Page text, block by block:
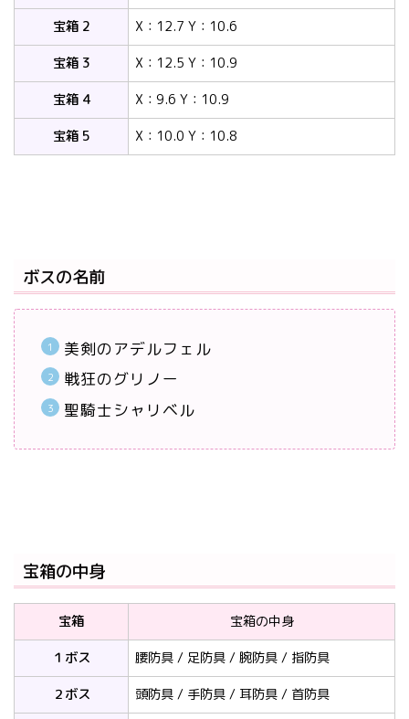
宝箱 2
X：12.7 Y：10.6
宝箱 3
X：12.5 Y：10.9
宝箱 4
X：9.6 Y：10.9
宝箱 5
X：10.0 Y：10.8
ボスの名前
美剣のアデルフェル
戦狂のグリノー
聖騎士シャリベル
宝箱の中身
宝箱
宝箱の中身
１ボス
腰防具 / 足防具 / 腕防具 / 指防具
２ボス
頭防具 / 手防具 / 耳防具 / 首防具